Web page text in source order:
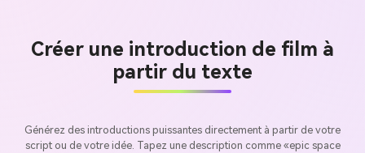
Créer une introduction de film à
partir du texte
Générez des introductions puissantes directement à partir de votre
script ou de votre idée. Tapez une description comme «epic space